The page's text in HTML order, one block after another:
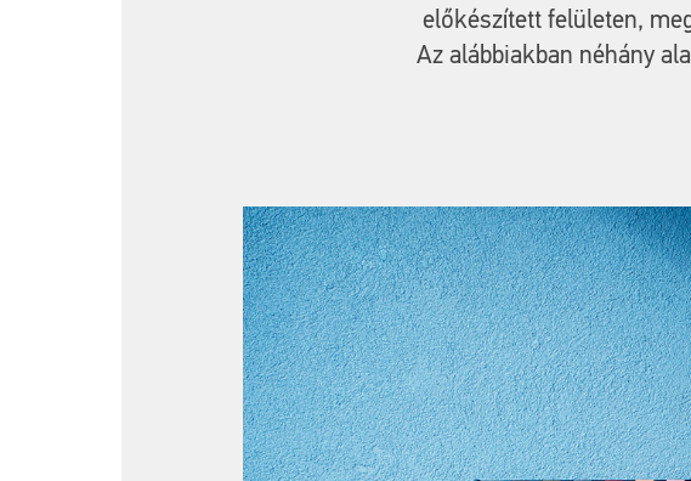
előkészített felületen,
Az alábbiakban néhány